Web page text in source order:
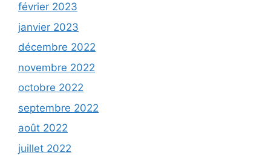
février 2023
janvier 2023
décembre 2022
novembre 2022
octobre 2022
septembre 2022
août 2022
juillet 2022